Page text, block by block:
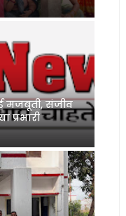
मजबूती, संजीव
प्रभारी